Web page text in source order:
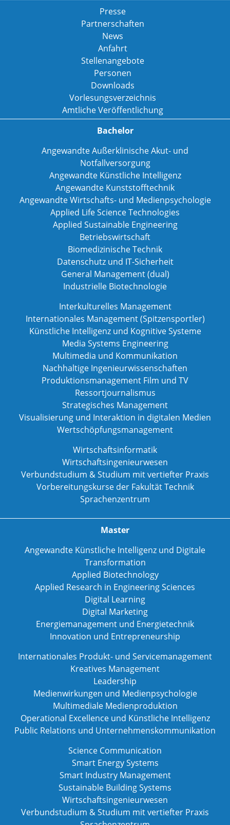
Presse
Partnerschaften
News
Anfahrt
Stellenangebote
Personen
Downloads
Vorlesungsverzeichnis
Amtliche Veröffentlichung
Bachelor
Angewandte Außerklinische Akut- und
Notfallversorgung
Angewandte Künstliche Intelligenz
Angewandte Kunststofftechnik
Angewandte Wirtschafts- und Medienpsychologie
Applied Life Science Technologies
Applied Sustainable Engineering
Betriebswirtschaft
Biomedizinische Technik
Datenschutz und IT-Sicherheit
General Management (dual)
Industrielle Biotechnologie
Interkulturelles Management
Internationales Management (Spitzensportler)
Künstliche Intelligenz und Kognitive Systeme
Media Systems Engineering
Multimedia und Kommunikation
Nachhaltige Ingenieurwissenschaften
Produktionsmanagement Film und TV
Ressortjournalismus
Strategisches Management
Visualisierung und Interaktion in digitalen Medien
Wertschöpfungsmanagement
Wirtschaftsinformatik
Wirtschaftsingenieurwesen
Verbundstudium & Studium mit vertiefter Praxis
Vorbereitungskurse der Fakultät Technik
Sprachenzentrum
Master
Angewandte Künstliche Intelligenz und Digitale
Transformation
Applied Biotechnology
Applied Research in Engineering Sciences
Digital Learning
Digital Marketing
Energiemanagement und Energietechnik
Innovation und Entrepreneurship
Internationales Produkt- und Servicemanagement
Kreatives Management
Leadership
Medienwirkungen und Medienpsychologie
Multimediale Medienproduktion
Operational Excellence und Künstliche Intelligenz
Public Relations und Unternehmenskommunikation
Science Communication
Smart Energy Systems
Smart Industry Management
Sustainable Building Systems
Wirtschaftsingenieurwesen
Verbundstudium & Studium mit vertiefter Praxis